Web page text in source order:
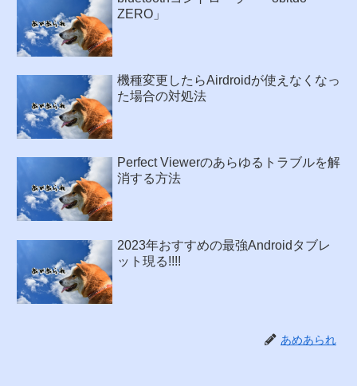
ZERO」
機種変更したらAirdroidが使えなくなっ
た場合の対処法
Perfect Viewerのあらゆるトラブルを解
消する方法
2023年おすすめの最強Androidタブレ
ット現る!!!!
あめあられ